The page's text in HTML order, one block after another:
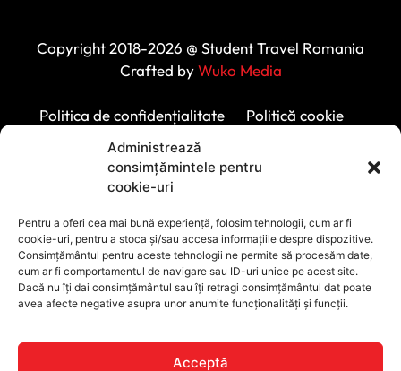
Administrează
consimțămintele pentru
cookie-uri
Pentru a oferi cea mai bună experiență, folosim tehnologii, cum ar fi
cookie-uri, pentru a stoca și/sau accesa informațiile despre dispozitive.
Consimțământul pentru aceste tehnologii ne permite să procesăm date,
cum ar fi comportamentul de navigare sau ID-uri unice pe acest site.
Dacă nu îți dai consimțământul sau îți retragi consimțământul dat poate
avea afecte negative asupra unor anumite funcționalități și funcții.
Acceptă
Copyright 2018-2026 @ Student Travel Romania
Crafted byWuko Media
Politica de confidențialitate
Politică cookie
Protecția datelor personale